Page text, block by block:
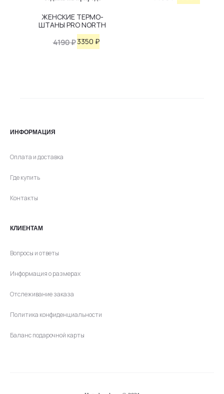
ЖЕНСКИЕ ТЕРМО-
ШТАНЫ PRO NORTH
4190₽ Первоначальная
3350 ₽Текущая
ИНФОРМАЦИЯ
Оплата и доставка
Где купить
Контакты
КЛИЕНТАМ
Вопросы и ответы
Информация о размерах
Отслеживание заказа
Политика конфиденциальности
Баланс подарочной карты